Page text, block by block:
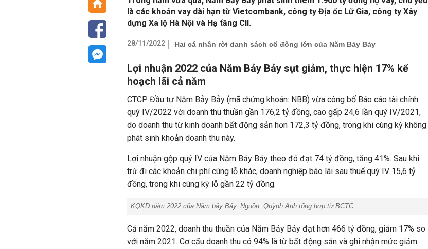
là các khoản vay dài hạn từ Vietcombank, công ty Địa ốc Lữ Gia, công ty Xây
dựng Xa lộ Hà Nội và Hạ tầng CII.
28/11/2022 Hai cá nhân rời danh sách cổ đông lớn của Năm Bảy Bảy
Lợi nhuận 2022 của Năm Bảy Bảy sụt giảm, thực hiện 17% kế
hoạch lãi cả năm
CTCP Đầu tư Năm Bảy Bảy (mã chứng khoán: NBB) vừa công bố Báo cáo tài chính
quý IV/2022 với doanh thu thuần gần 176,2 tỷ đồng, cao gấp 24,6 lần quý IV/2021,
do doanh thu từ kinh doanh bất động sản hơn 172,3 tỷ đồng, trong khi cùng kỳ không
phát sinh khoản doanh thu này.
Lợi nhuận gộp quý IV của Năm Bảy Bảy theo đó đạt 74 tỷ đồng, tăng 41%. Sau khi
trừ đi các khoản chi phí cùng lỗ khác, doanh nghiệp báo lãi sau thuế quý IV 15,6 tỷ
đồng, trong khi cùng kỳ lỗ gần 22 tỷ đồng.
KQKD năm 2022 của Năm bảy Bảy. Nguồn: Quỳnh Anh tổng hợp từ BCTC.
Cả năm 2022, doanh thu thuần của Năm Bảy Bảy đạt hơn 466 tỷ đồng, giảm 17% so
với năm 2021. Cơ cấu doanh thu có 94% là từ bất động sản và ghi nhận mức giảm